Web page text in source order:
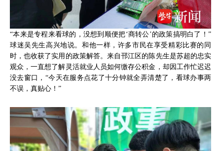
“本来是专程来看球的，没想到顺便把‘商转公’的政策搞明白了！”
球迷吴先生高兴地说。和他一样，许多市民在享受精彩比赛的同
时，也收获了实用的政策解答。来自邗江区的陈先生是苏超的忠实
观众，一直想了解灵活就业人员如何缴存公积金，却因工作忙迟迟
没去窗口，“今天在服务点花了十分钟就全弄清楚了，看球办事两
不误，真贴心！”